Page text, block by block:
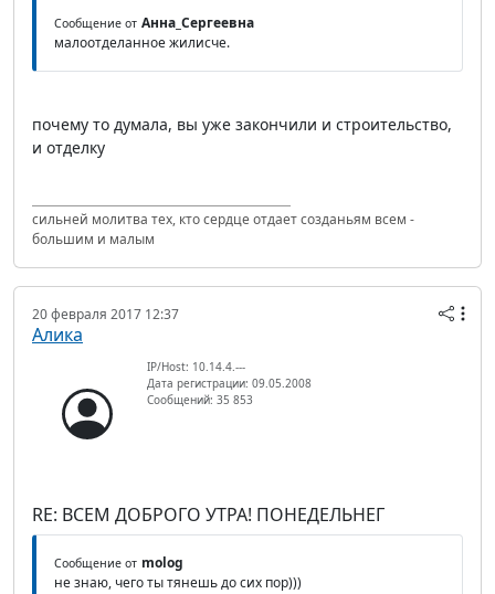
Сообщение от Анна_Сергеевна
малоотделанное жилисче.
почему то думала, вы уже закончили и строительство,
и отделку
сильней молитва тех, кто сердце отдает созданьям всем -
большим и малым
20 февраля 2017 12:37
Алика
IP/Host: 10.14.4.---
Дата регистрации: 09.05.2008
Сообщений: 35 853
RE: ВСЕМ ДОБРОГО УТРА! ПОНЕДЕЛЬНЕГ
Сообщение от molog
не знаю, чего ты тянешь до сих пор)))